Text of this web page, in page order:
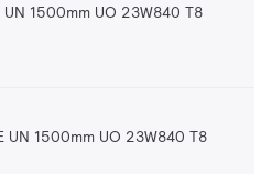
1500mm UO 23W840 T8
UN 1500mm UO 23W840 T8